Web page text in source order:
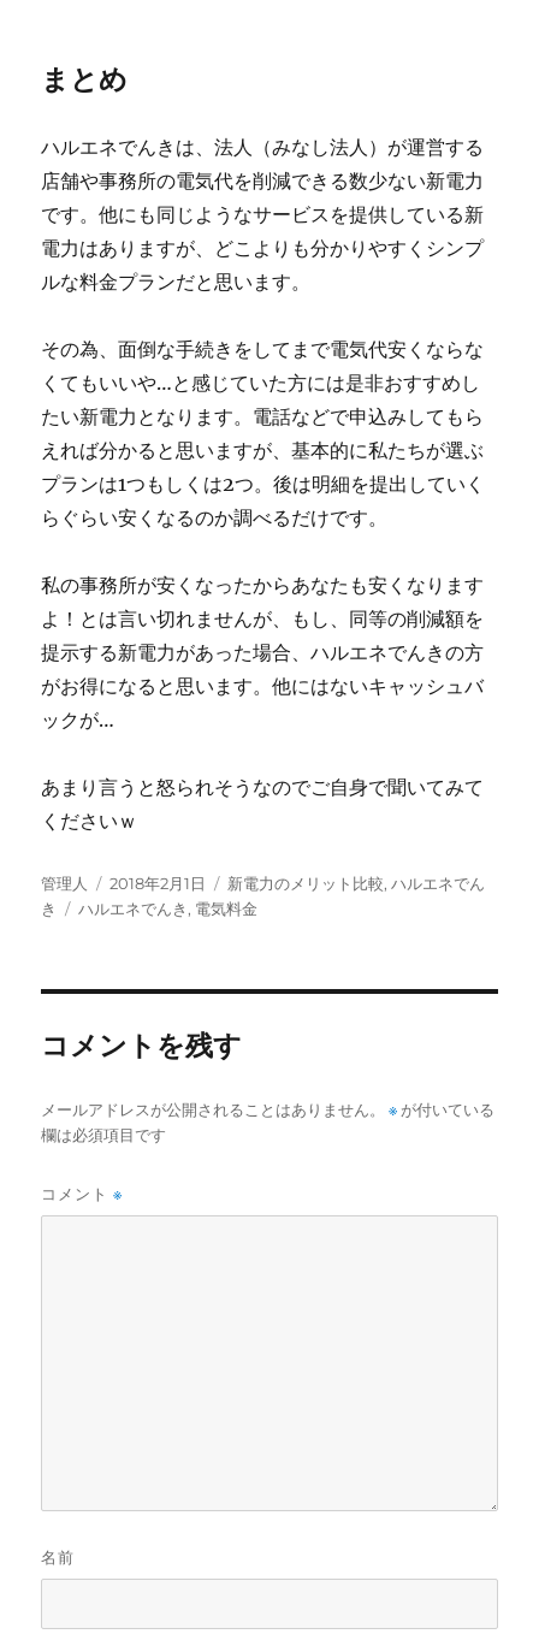
まとめ
ハルエネでんきは、法人（みなし法人）が運営する
店舗や事務所の電気代を削減できる数少ない新電力
です。他にも同じようなサービスを提供している新
電力はありますが、どこよりも分かりやすくシンプ
ルな料金プランだと思います。
その為、面倒な手続きをしてまで電気代安くならな
くてもいいや…と感じていた方には是非おすすめし
たい新電力となります。電話などで申込みしてもら
えれば分かると思いますが、基本的に私たちが選ぶ
プランは1つもしくは2つ。後は明細を提出していく
らぐらい安くなるのか調べるだけです。
私の事務所が安くなったからあなたも安くなります
よ！とは言い切れませんが、もし、同等の削減額を
提示する新電力があった場合、ハルエネでんきの方
がお得になると思います。他にはないキャッシュバ
ックが…
あまり言うと怒られそうなのでご自身で聞いてみて
くださいｗ
投
稿
管理人
投
稿
2018年2月1日
カ
テ
新電力のメリット比較,ハルエネでん
き
タ
ハルエネでんき , 電気料金
コメントを残す
メールアドレスが公開されることはありません。 ※ が付いている
欄は必須項目です
コメント※
名前